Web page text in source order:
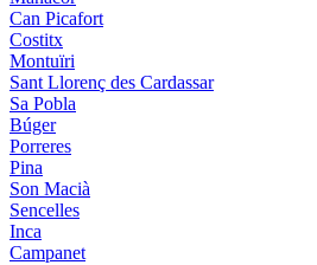
Can Picafort
Costitx
Montuïri
Sant Llorenç des Cardassar
Sa Pobla
Búger
Porreres
Pina
Son Macià
Sencelles
Inca
Campanet